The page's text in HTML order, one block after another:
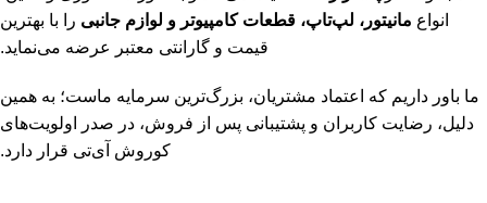
انواع مانیتور، لپ‌تاپ، قطعات کامپیوتر و لوازم جانبی را با بهترین
قیمت و گارانتی معتبر عرضه می‌نماید.
ما باور داریم که اعتماد مشتریان، بزرگ‌ترین سرمایه ماست؛ به همین
دلیل، رضایت کاربران و پشتیبانی پس از فروش، در صدر اولویت‌های
کوروش آی‌تی قرار دارد.